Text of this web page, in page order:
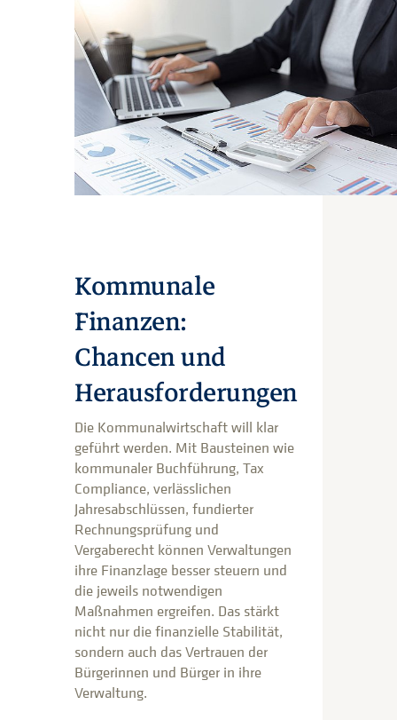
Kommunale
Finanzen:
Chancen und
Herausforderungen
Die Kommunalwirtschaft will klar
geführt werden. Mit Bausteinen wie
kommunaler Buchführung, Tax
Compliance, verlässlichen
Jahresabschlüssen, fundierter
Rechnungsprüfung und
Vergaberecht können Verwaltungen
ihre Finanzlage besser steuern und
die jeweils notwendigen
Maßnahmen ergreifen. Das stärkt
nicht nur die finanzielle Stabilität,
sondern auch das Vertrauen der
Bürgerinnen und Bürger in ihre
Verwaltung.